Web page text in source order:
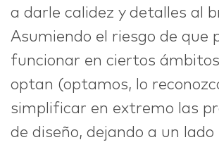
a darle calidez y detalles al
Asumiendo el riesgo de que
funcionar en ciertos
optan (optamos, lo
simplificar en extremo las
de diseño, dejando a un lado